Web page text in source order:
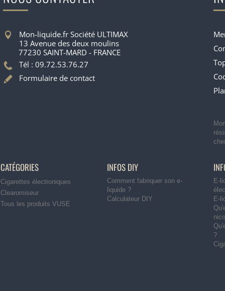
Mon-liquide.fr Société ULTIMAX
13 Avenue des deux moulins
77230 SAINT-MARD - FRANCE
Tél : 09.72.53.76.27
Formulaire de contact
CATÉGORIES
Cigarettes électroniques
Clearomiseur
Tous les produits VUSE
INFOS DIY
Comment fabriquer son e-
liquide ?
Calculateur DIY
E-
E-
?